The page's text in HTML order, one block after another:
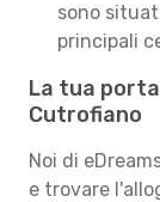
sono
principali
La tua
Cutrofiano
Noi di
e trovare